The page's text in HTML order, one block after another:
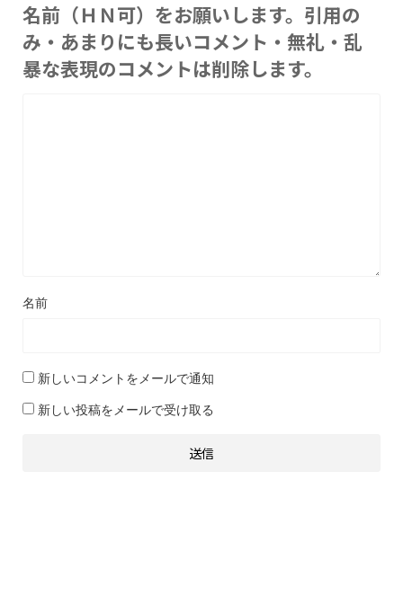
名前（ＨＮ可）をお願いします。引用の
み・あまりにも長いコメント・無礼・乱
暴な表現のコメントは削除します。
名前
新しいコメントをメールで通知
新しい投稿をメールで受け取る